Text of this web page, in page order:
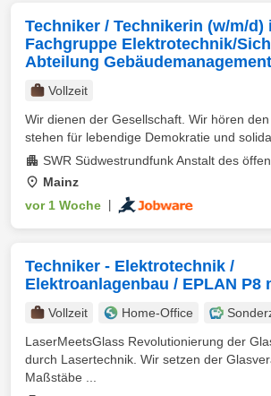
Techniker / Technikerin (w/m/d)
Fachgruppe Elektrotechnik/
Abteilung Gebäudemanagement
Vollzeit
Wir dienen der Gesellschaft. Wir hören
stehen für lebendige Demokratie und
SWR Südwestrundfunk Anstalt des
Mainz
vor 1 Woche
Techniker - Elektrotechnik /
Elektroanlagenbau / EPLAN P8
Vollzeit Home-Office
LaserMeetsGlass Revolutionierung der
durch Lasertechnik. Wir setzen der
Maßstäbe ...